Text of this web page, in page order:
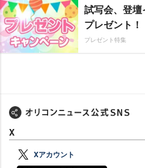
試写会、登
プレゼント！
プレゼント特集
X
Xアカウント